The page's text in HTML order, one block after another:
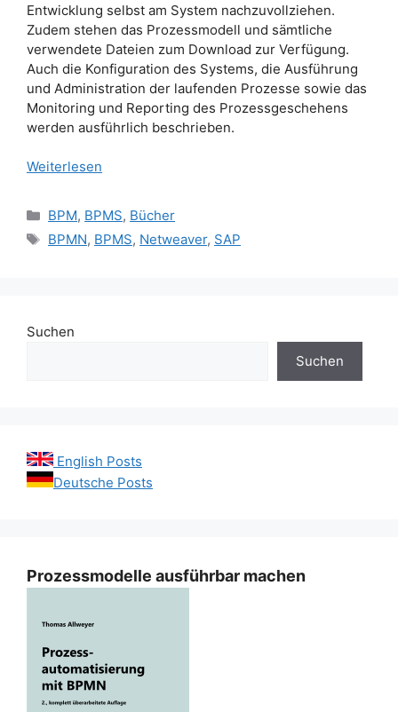
Entwicklung selbst am System nachzuvollziehen.
Zudem stehen das Prozessmodell und sämtliche
verwendete Dateien zum Download zur Verfügung.
Auch die Konfiguration des Systems, die Ausführung
und Administration der laufenden Prozesse sowie das
Monitoring und Reporting des Prozessgeschehens
werden ausführlich beschrieben.
Weiterlesen
Kategorien
BPM, BPMS, Bücher
Schlagwörter
BPMN, BPMS, Netweaver, SAP
Suchen
Suchen
English Posts
Deutsche Posts
Prozessmodelle ausführbar machen